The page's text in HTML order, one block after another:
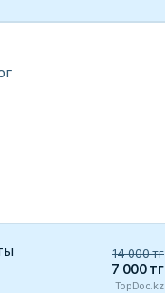
14 000 тг
7 000 тг
TopDoc.kz